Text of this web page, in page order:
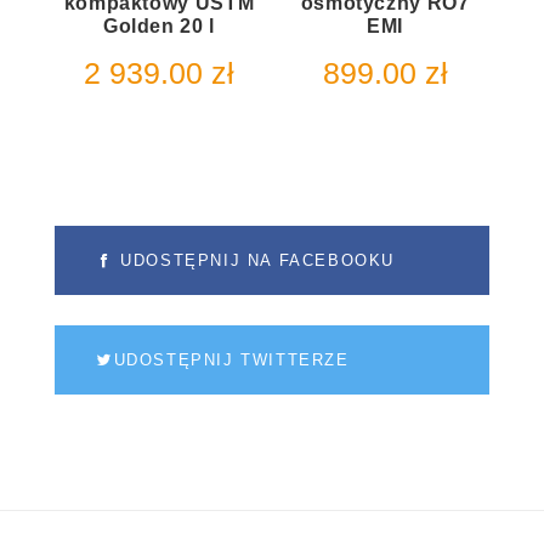
Golden 20 l
2 939.00 zł
EMI
899.00 zł
UDOSTĘPNIJ NA FACEBOOKU
UDOSTĘPNIJ TWITTERZE